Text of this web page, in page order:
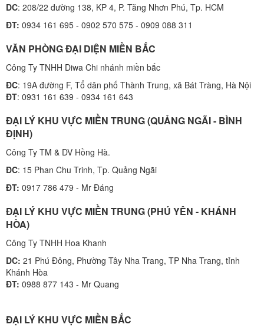
DC: 208/22 đường 138, KP 4, P. Tăng Nhơn Phú, Tp. HCM
ĐT: 0934 161 695 - 0902 570 575 - 0909 088 311
VĂN PHÒNG ĐẠI DIỆN MIỀN BẮC
Công Ty TNHH Diwa Chi nhánh miền bắc
ĐC: 19A đường F, Tổ dân phố Thành Trung, xã Bát Tràng, Hà Nội
ĐT: 0931 161 639 - 0934 161 643
ĐẠI LÝ KHU VỰC MIỀN TRUNG (QUẢNG NGÃI - BÌNH
ĐỊNH)
Công Ty TM & DV Hồng Hà.
ĐC: 15 Phan Chu Trinh, Tp. Quảng Ngãi
ĐT: 0917 786 479 - Mr Đáng
ĐẠI LÝ KHU VỰC MIỀN TRUNG (PHÚ YÊN - KHÁNH
HÒA)
Công Ty TNHH Hoa Khanh
DC: 21 Phú Đông, Phường Tây Nha Trang, TP Nha Trang, tỉnh
Khánh Hòa
ĐT: 0988 877 143 - Mr Quang
ĐẠI LÝ KHU VỰC MIỀN BẮC